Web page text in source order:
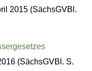
2015 (SächsGVBl.
(SächsGVBl. S.